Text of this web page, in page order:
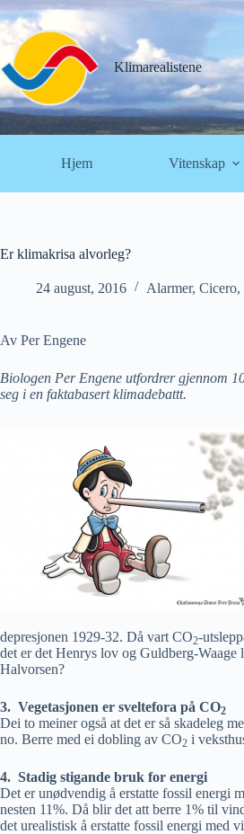
Hopp
til
innholdet
Klimarealistene
Hjem Vitenskap
Er klimakrisa alvorleg?
24 august, 2016 Alarmer, Cicero,
Av Per Engene
Biologen Per Engene utfordrer gjennom
seg i en faktabasert klimadebattt.
depresjonen 1929-32. Då vart CO2-
det er det Henrys lov og Guldberg-Waage
Halvorsen?
3. Vegetasjonen er sveltefora på CO2
Dei to meiner også at det er så skadeleg
no. Berre med ei dobling av CO2 i
4. Stadig stigande bruk for energi
Det er unødvendig å erstatte fossil energi
nesten 11%. Då blir det att berre 1% til
det urealistisk å erstatte fossil energi med